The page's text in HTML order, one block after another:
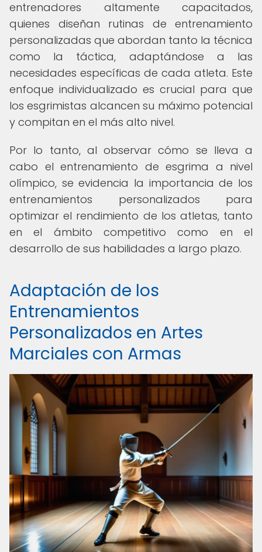
entrenadores altamente capacitados,
quienes diseñan rutinas de entrenamiento
personalizadas que abordan tanto la técnica
como la táctica, adaptándose a las
necesidades específicas de cada atleta. Este
enfoque individualizado es crucial para que
los esgrimistas alcancen su máximo potencial
y compitan en el más alto nivel.
Por lo tanto, al observar cómo se lleva a
cabo el entrenamiento de esgrima a nivel
olímpico, se evidencia la importancia de los
entrenamientos personalizados para
optimizar el rendimiento de los atletas, tanto
en el ámbito competitivo como en el
desarrollo de sus habilidades a largo plazo.
Adaptación de los
Entrenamientos
Personalizados en Artes
Marciales con Armas